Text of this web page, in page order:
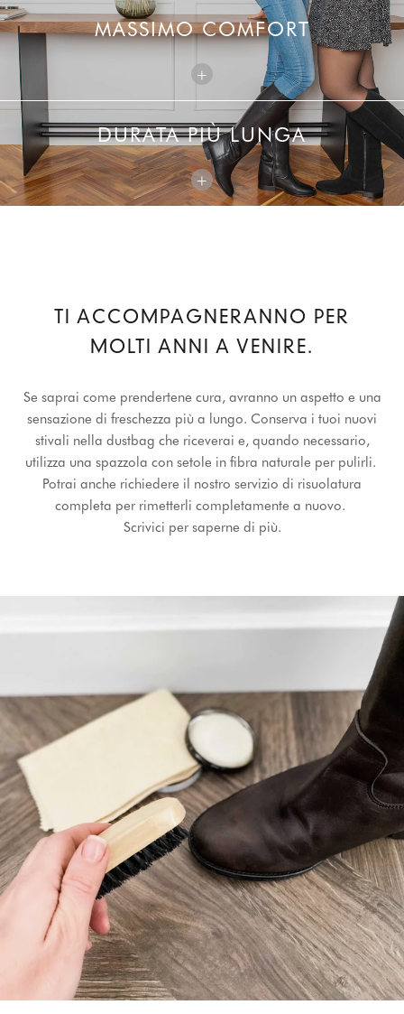
MASSIMO COMFORT
+
DURATA PIÙ LUNGA
+
TI ACCOMPAGNERANNO PER
MOLTI ANNI A VENIRE.
Se saprai come prendertene cura, avranno un aspetto e una
sensazione di freschezza più a lungo. Conserva i tuoi nuovi
stivali nella dustbag che riceverai e, quando necessario,
utilizza una spazzola con setole in fibra naturale per pulirli.
Potrai anche richiedere il nostro servizio di risuolatura
completa per rimetterli completamente a nuovo.
Scrivici per saperne di più.